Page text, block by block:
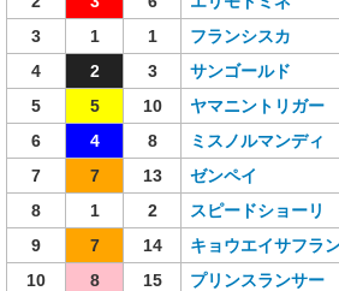
3
1 1 フランシスカ
4
2 3 サンゴールド
5
5 10 ヤマニントリガー
6
4 8 ミスノルマンディ
7
7 13 ゼンペイ
8
1 2 スピードショーリ
9
7 14 キョウエイサフラ
10
8 15 プリンスランサー